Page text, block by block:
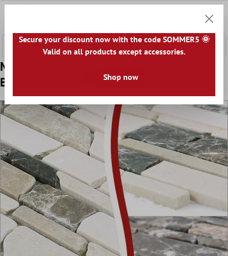
Muster von Mosaikfliesen Marmor Havel
Brick Castanao Biancone
Secure your discount now with the code SOMMER5 🌞
Valid on all products except accessories.
Shop now